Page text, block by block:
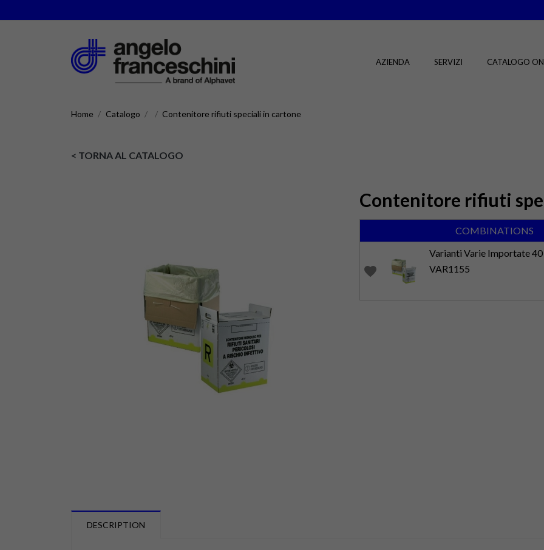
AZIENDA SERVIZI CATALOGO
Home Catalogo Contenitore rifiuti speciali in cartone
< TORNA AL CATALOGO
Contenitore rifiuti
COMBINATIONS
favorite
Varianti Varie Importate
VAR1155
DESCRIPTION